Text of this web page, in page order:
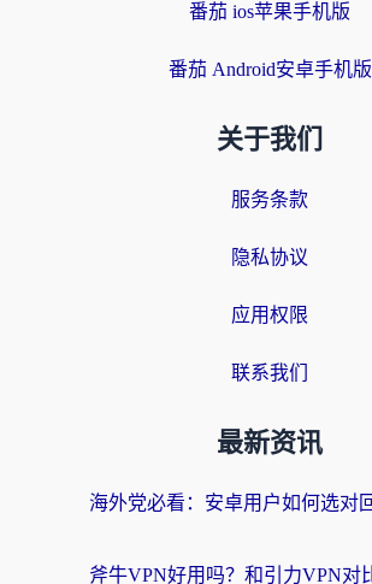
番茄 ios苹果手机版
番茄 Android安卓手机版
关于我们
服务条款
隐私协议
应用权限
联系我们
最新资讯